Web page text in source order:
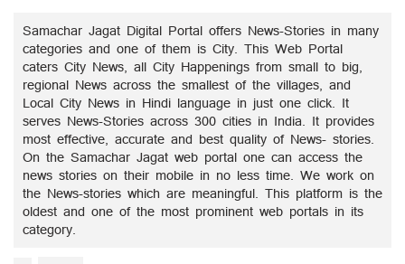
Samachar Jagat Digital Portal offers News-Stories in many
categories and one of them is City. This Web Portal
caters City News, all City Happenings from small to big,
regional News across the smallest of the villages, and
Local City News in Hindi language in just one click. It
serves News-Stories across 300 cities in India. It provides
most effective, accurate and best quality of News- stories.
On the Samachar Jagat web portal one can access the
news stories on their mobile in no less time. We work on
the News-stories which are meaningful. This platform is the
oldest and one of the most prominent web portals in its
category.